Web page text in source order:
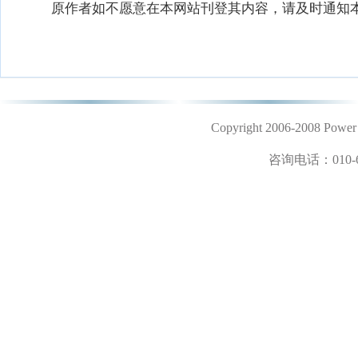
原作者如不愿意在本网站刊登其内容，请及时通知
Copyright 2006-2008
咨询电话：